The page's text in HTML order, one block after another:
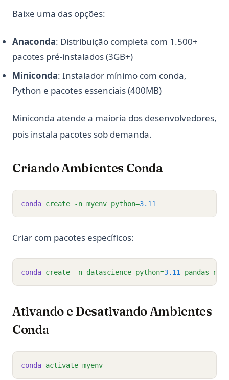
Baixe uma das opções:
Anaconda: Distribuição completa com 1.500+
pacotes pré-instalados (3GB+)
Miniconda: Instalador mínimo com conda,
Python e pacotes essenciais (400MB)
Miniconda atende a maioria dos desenvolvedores,
pois instala pacotes sob demanda.
Criando Ambientes Conda
conda create -n myenv python=3.11
Criar com pacotes específicos:
conda create -n datascience python=3.11 pandas
Ativando e Desativando Ambientes
Conda
conda activate myenv